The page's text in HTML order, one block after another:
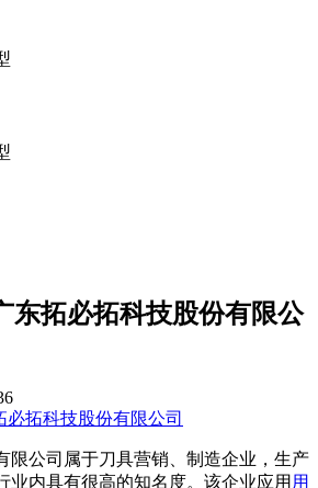
东拓必拓科技股份有限公
限公司属于刀具营销、制造企业，生产
业内具有很高的知名度。该企业应用 用